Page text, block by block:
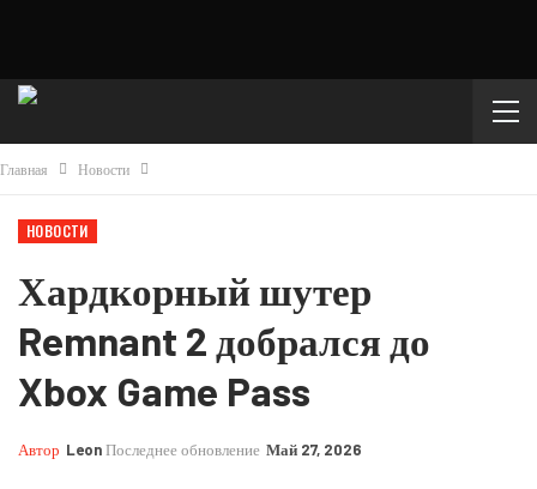
Главная Новости
НОВОСТИ
Хардкорный шутер
Remnant 2 добрался до
Xbox Game Pass
Автор LeonПоследнее обновление Май 27, 2026